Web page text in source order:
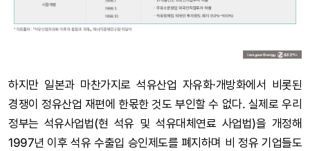
하지만 일본과 마찬가지로 석유산업 자유화·개방화에서 비롯된
경쟁이 정유산업 재편에 한몫한 것도 부인할 수 없다. 실제로 우리
정부는 석유사업법(현 석유 및 석유대체연료 사업법)을 개정해
1997년 이후 석유 수출입 승인제도를 폐지하며 비 정유 기업들도